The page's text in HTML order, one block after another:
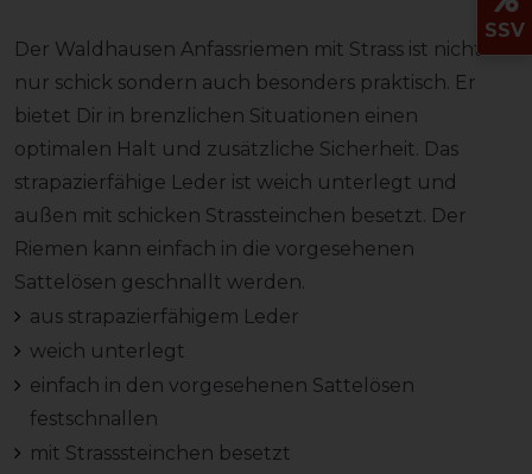
Der Waldhausen Anfassriemen mit Strass ist nicht
nur schick sondern auch besonders praktisch. Er
bietet Dir in brenzlichen Situationen einen
optimalen Halt und zusätzliche Sicherheit. Das
strapazierfähige Leder ist weich unterlegt und
außen mit schicken Strassteinchen besetzt. Der
Riemen kann einfach in die vorgesehenen
Sattelösen geschnallt werden.
aus strapazierfähigem Leder
weich unterlegt
einfach in den vorgesehenen Sattelösen
festschnallen
mit Strasssteinchen besetzt
SSV